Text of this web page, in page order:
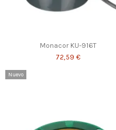
Monacor KU-916T
72,59 €
Nuevo